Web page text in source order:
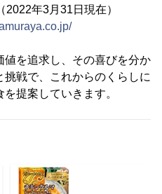
年3月31日現在）
を追求し、その喜びを分か
戦で、これからのくらしに
提案していきます。